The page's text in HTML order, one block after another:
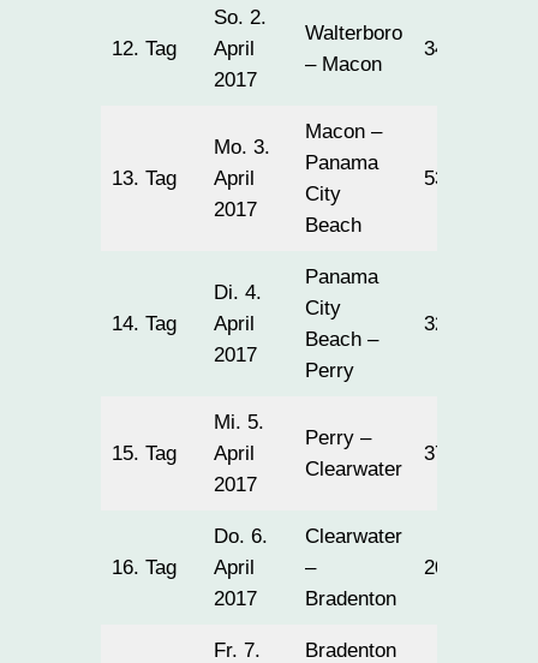
12. Tag
So. 2.
April
2017
Walterboro
– Macon
341
13. Tag
Mo. 3.
April
2017
Macon –
Panama
City
Beach
533
14. Tag
Di. 4.
April
2017
Panama
City
Beach –
Perry
322
15. Tag
Mi. 5.
April
2017
Perry –
Clearwater
378
16. Tag
Do. 6.
April
2017
Clearwater
–
Bradenton
201
Fr. 7.
Bradenton